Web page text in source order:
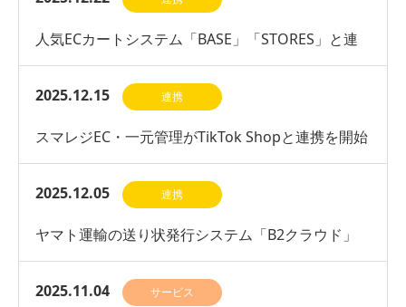
人気ECカートシステム「BASE」「STORES」と連
携開始
2025.12.15 連携
スマレジEC・一元管理がTikTok Shopと連携を開始
2025.12.05 連携
ヤマト運輸の送り状発行システム「B2クラウド」
との連携を開始
2025.11.04 サービス